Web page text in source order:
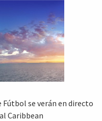
Fútbol se verán en directo
Caribbean